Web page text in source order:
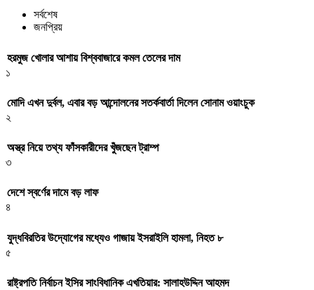
সর্বশেষ
জনপ্রিয়
হরমুজ খোলার আশায় বিশ্ববাজারে কমল তেলের দাম
১
মোদি এখন দুর্বল, এবার বড় আন্দোলনের সতর্কবার্তা দিলেন সোনাম ওয়াংচুক
২
অস্ত্র নিয়ে তথ্য ফাঁসকারীদের খুঁজছেন ট্রাম্প
৩
দেশে স্বর্ণের দামে বড় লাফ
৪
যুদ্ধবিরতির উদ্যোগের মধ্যেও গাজায় ইসরাইলি হামলা, নিহত ৮
৫
রাষ্ট্রপতি নির্বাচন ইসির সাংবিধানিক এখতিয়ার: সালাহউদ্দিন আহমদ